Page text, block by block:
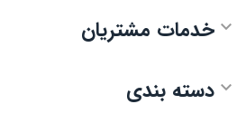
خدمات مشتریان 
دسته بندی 